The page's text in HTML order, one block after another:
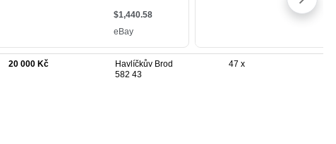
20 000 Kč
Havlíčkův Brod
582 43
47 x